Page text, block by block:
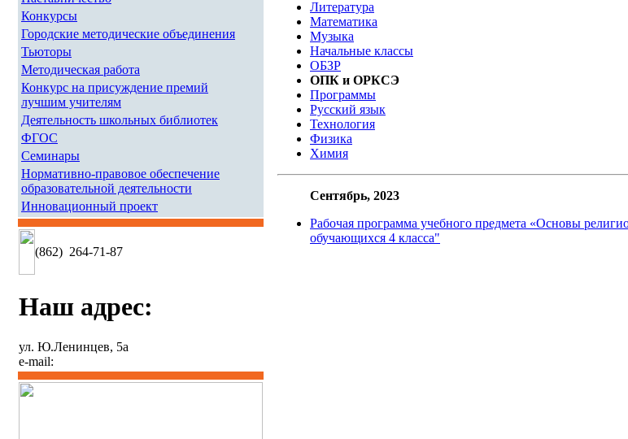
Конкурсы
Городские методические объединения
Тьюторы
Методическая работа
Конкурс на присуждение премий
лучшим учителям
Деятельность школьных библиотек
ФГОС
Семинары
Нормативно-правовое обеспечение
образовательной деятельности
Инновационный проект
(862) 264-71-87
Наш адрес:
ул. Ю.Ленинцев, 5а
e-mail:
Литература
Математика
Музыка
Начальные классы
ОБЗР
ОПК и ОРКСЭ
Программы
Русский язык
Технология
Физика
Химия
Сентябрь, 2023
Рабочая программа учебного предмета «Основы
обучающихся 4 класса"